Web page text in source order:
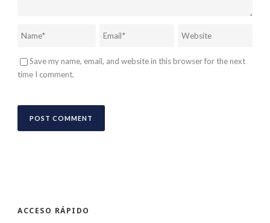
Save my name, email, and website in this browser for the next
time I comment.
ACCESO RÁPIDO